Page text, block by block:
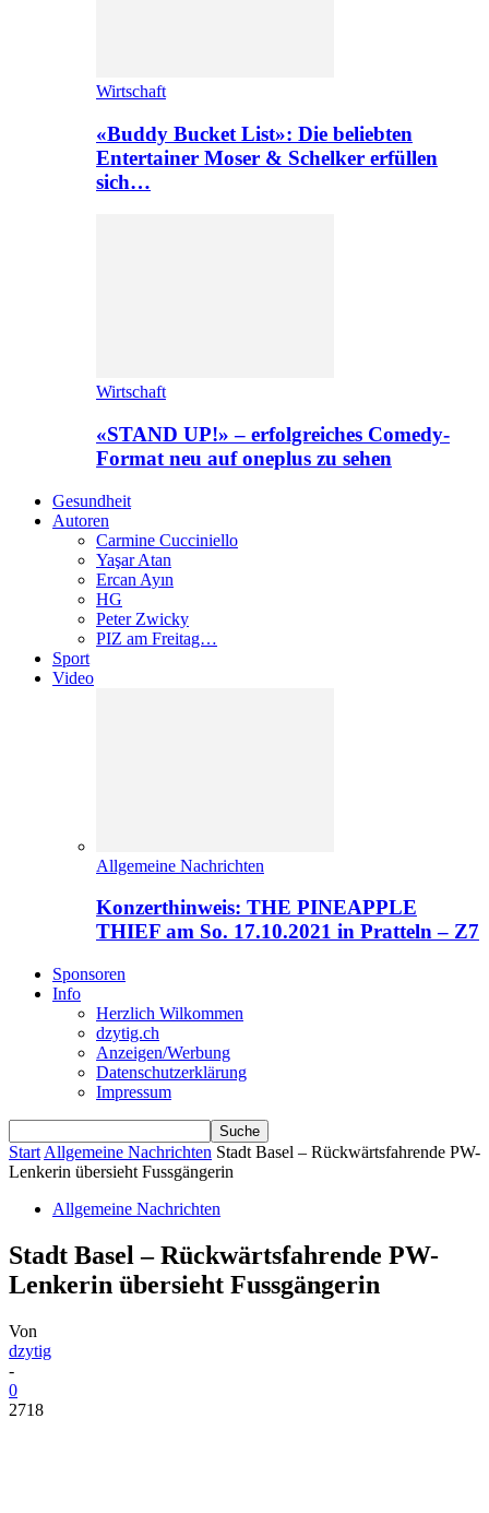
Wirtschaft
«Buddy Bucket List»: Die beliebten
Entertainer Moser & Schelker erfüllen
sich…
Wirtschaft
«STAND UP!» – erfolgreiches Comedy-
Format neu auf oneplus zu sehen
Gesundheit
Autoren
Carmine Cucciniello
Yaşar Atan
Ercan Ayın
HG
Peter Zwicky
PIZ am Freitag…
Sport
Video
Allgemeine Nachrichten
Konzerthinweis: THE PINEAPPLE
THIEF am So. 17.10.2021 in Pratteln – Z7
Sponsoren
Info
Herzlich Wilkommen
dzytig.ch
Anzeigen/Werbung
Datenschutzerklärung
Impressum
Start Allgemeine Nachrichten Stadt Basel – Rückwärtsfahrende PW-
Lenkerin übersieht Fussgängerin
Allgemeine Nachrichten
Stadt Basel – Rückwärtsfahrende PW-
Lenkerin übersieht Fussgängerin
Von
dzytig
-
0
2718